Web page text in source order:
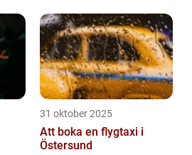
31 oktober 2025
Att boka en flygtaxi i
Östersund